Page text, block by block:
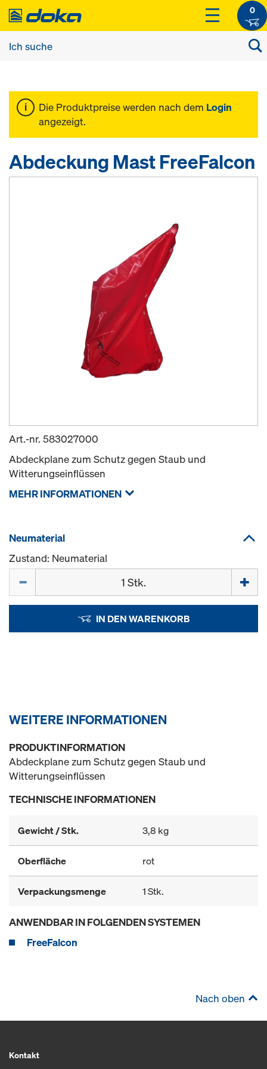
0
Die Produktpreise werden nach dem Login
angezeigt.
Abdeckung Mast FreeFalcon
Art.-nr. 583027000
Abdeckplane zum Schutz gegen Staub und
Witterungseinflüssen
MEHR INFORMATIONEN
Neumaterial
Zustand: Neumaterial
IN DEN WARENKORB
WEITERE INFORMATIONEN
PRODUKTINFORMATION
Abdeckplane zum Schutz gegen Staub und
Witterungseinflüssen
TECHNISCHE INFORMATIONEN
Gewicht / Stk. 3,8 kg
Oberfläche rot
Verpackungsmenge 1 Stk.
ANWENDBAR IN FOLGENDEN SYSTEMEN
FreeFalcon
Nach oben
Kontakt